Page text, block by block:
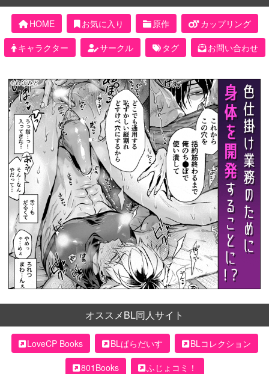
HOME お気に入り 原作
カップリング
キャラクター
サークル タグ お問い合わせ
オススメBL同人サイト
LoveCP Books BLぱらだいす
BLコレクション
801Books
ふじょコミ！